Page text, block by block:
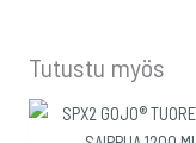
Tutustu myös